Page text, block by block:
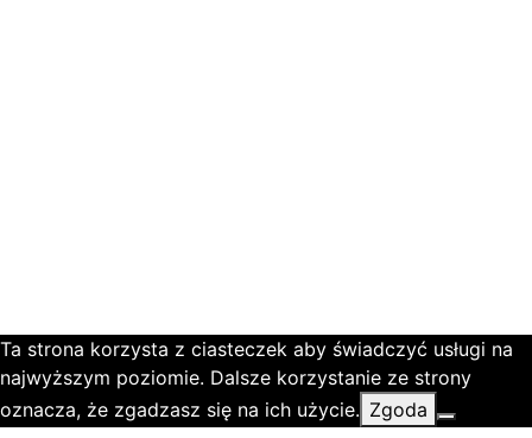
Ta strona korzysta z ciasteczek aby świadczyć usługi na
najwyższym poziomie. Dalsze korzystanie ze strony
oznacza, że zgadzasz się na ich użycie. Zgoda